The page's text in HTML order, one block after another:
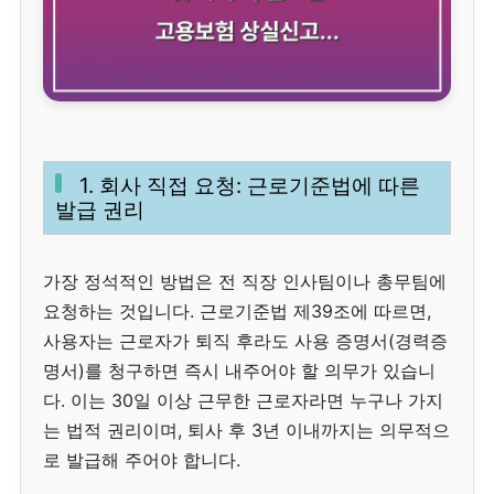
1. 회사 직접 요청: 근로기준법에 따른
발급 권리
가장 정석적인 방법은 전 직장 인사팀이나 총무팀에
요청하는 것입니다. 근로기준법 제39조에 따르면,
사용자는 근로자가 퇴직 후라도 사용 증명서(경력증
명서)를 청구하면 즉시 내주어야 할 의무가 있습니
다. 이는 30일 이상 근무한 근로자라면 누구나 가지
는 법적 권리이며, 퇴사 후 3년 이내까지는 의무적으
로 발급해 주어야 합니다.